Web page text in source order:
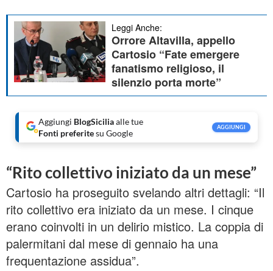
Leggi Anche:
Orrore Altavilla, appello
Cartosio “Fate emergere
fanatismo religioso, il
silenzio porta morte”
Aggiungi BlogSiciliaalle tue
Fonti preferitesu Google
AGGIUNGI
“Rito collettivo iniziato da un mese”
Cartosio ha proseguito svelando altri dettagli: “Il
rito collettivo era iniziato da un mese. I cinque
erano coinvolti in un delirio mistico. La coppia di
palermitani dal mese di gennaio ha una
frequentazione assidua”.